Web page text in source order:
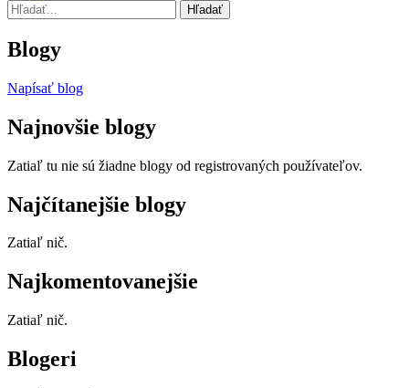
Hľadať
Blogy
Napísať blog
Najnovšie blogy
Zatiaľ tu nie sú žiadne blogy od registrovaných používateľov.
Najčítanejšie blogy
Zatiaľ nič.
Najkomentovanejšie
Zatiaľ nič.
Blogeri